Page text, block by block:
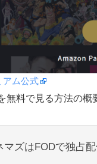
アム公式
無料で見る方法の概
マズはFODで独占配